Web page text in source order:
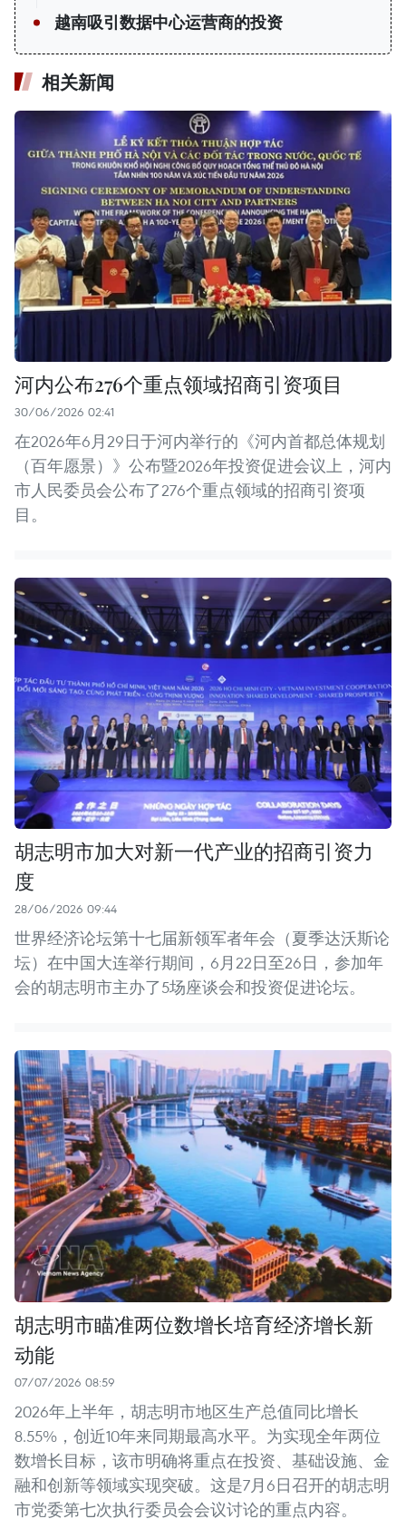
越南吸引数据中心运营商的投资
相关新闻
河内公布276个重点领域招商引资项目
30/06/2026 02:41
在2026年6月29日于河内举行的《河内首都总体规划
（百年愿景）》公布暨2026年投资促进会议上，河内
市人民委员会公布了276个重点领域的招商引资项
目。
胡志明市加大对新一代产业的招商引资力
度
28/06/2026 09:44
世界经济论坛第十七届新领军者年会（夏季达沃斯论
坛）在中国大连举行期间，6月22日至26日，参加年
会的胡志明市主办了5场座谈会和投资促进论坛。
胡志明市瞄准两位数增长培育经济增长新
动能
07/07/2026 08:59
2026年上半年，胡志明市地区生产总值同比增长
8.55%，创近10年来同期最高水平。为实现全年两位
数增长目标，该市明确将重点在投资、基础设施、金
融和创新等领域实现突破。这是7月6日召开的胡志明
市党委第七次执行委员会会议讨论的重点内容。